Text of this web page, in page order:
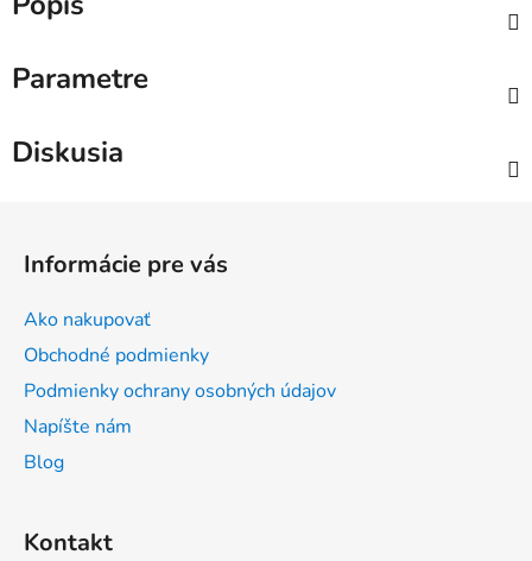
Parametre
Diskusia
Informácie pre vás
Ako nakupovať
Obchodné podmienky
Podmienky ochrany osobných údajov
Napíšte nám
Blog
Kontakt